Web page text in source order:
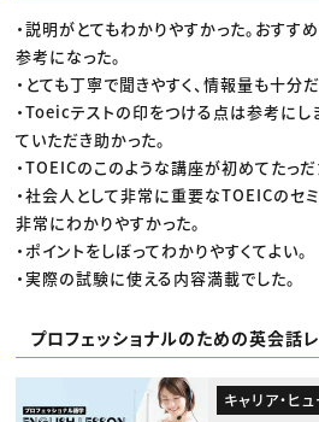
・説明がとてもわかりやすかった。おすす
参考になった。
・とても丁寧で聞きやすく、情報量も十分だ
・Toeicテストの印をつける点は参考にし
ていただき助かった。
・TOEICのこのような講座が初めてたっ
・社会人として非常に重要なTOEICのセ
非常にわかりやすかった。
・ポイントをしぼってわかりやすくてよい。
・実際の試験に使える内容満載でした。
プロフェッショナルのための英会話
キャリア・ヒ